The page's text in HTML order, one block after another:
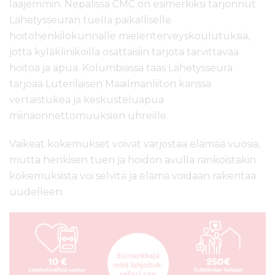
laajemmin. Nepalissa CMC on esimerkiksi tarjonnut
Lähetysseuran tuella paikalliselle
hoitohenkilökunnalle mielenterveyskoulutuksia,
jotta kyläklinikoilla osattaisiin tarjota tarvittavaa
hoitoa ja apua. Kolumbiassa taas Lähetysseura
tarjoaa Luterilaisen Maailmanliiton kanssa
vertaistukea ja keskusteluapua
miinaonnettomuuksien uhreille.
Vaikeat kokemukset voivat varjostaa elämää vuosia,
mutta henkisen tuen ja hoidon avulla rankoistakin
kokemuksista voi selvitä ja elämä voidaan rakentaa
uudelleen.